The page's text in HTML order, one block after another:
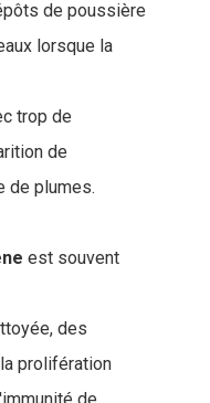
de poussière
lorsque la
trop de
de
de plumes.
est souvent
des
prolifération
de